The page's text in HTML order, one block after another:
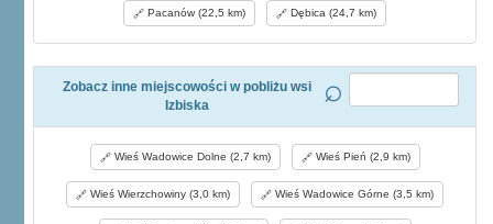
Pacanów (22,5 km) Dębica (24,7 km)
Zobacz inne miejscowości w pobliżu wsi
Izbiska
Wieś Wadowice Dolne (2,7 km) Wieś Pień (2,9 km)
Wieś Wierzchowiny (3,0 km) Wieś Wadowice Górne (3,5 km)